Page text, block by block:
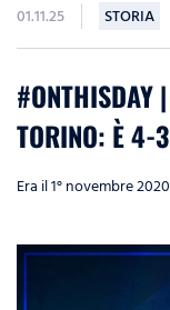
01.11.25 STORIA
#ONTHISDAY
TORINO: È 4-
Era il 1° novembre 2020